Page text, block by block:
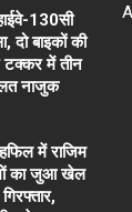
130सी
दो बाइकों की
में तीन
नाजुक
में राजिम
का जुआ खेल